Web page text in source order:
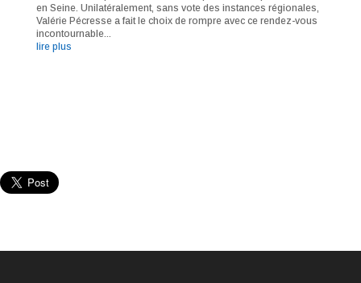
en Seine. Unilatéralement, sans vote des instances régionales,
Valérie Pécresse a fait le choix de rompre avec ce rendez-vous
incontournable...
lire plus